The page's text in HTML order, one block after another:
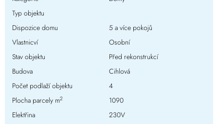
Typ objektu
Dispozice domu
5 a více pokojů
Vlastnicví
Osobní
Stav objektu
Před rekonstrukcí
Budova
Cihlová
Počet podlaží objektu
4
Plocha parcely m2
1090
Elektřina
230V